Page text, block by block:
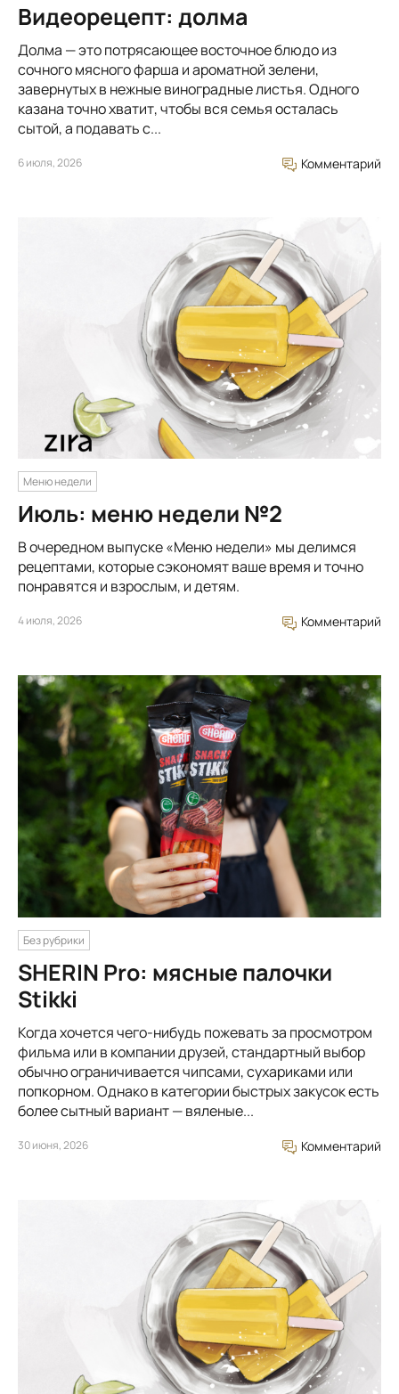
Видеорецепт: долма
Долма — это потрясающее восточное блюдо из
сочного мясного фарша и ароматной зелени,
завернутых в нежные виноградные листья. Одного
казана точно хватит, чтобы вся семья осталась
сытой, а подавать с...
6 июля, 2026 Комментарий
Меню недели
Июль: меню недели №2
В очередном выпуске «Меню недели» мы делимся
рецептами, которые сэкономят ваше время и точно
понравятся и взрослым, и детям.
4 июля, 2026 Комментарий
Без рубрики
SHERIN Pro: мясные палочки
Stikki
Когда хочется чего-нибудь пожевать за просмотром
фильма или в компании друзей, стандартный выбор
обычно ограничивается чипсами, сухариками или
попкорном. Однако в категории быстрых закусок есть
более сытный вариант — вяленые...
30 июня, 2026 Комментарий